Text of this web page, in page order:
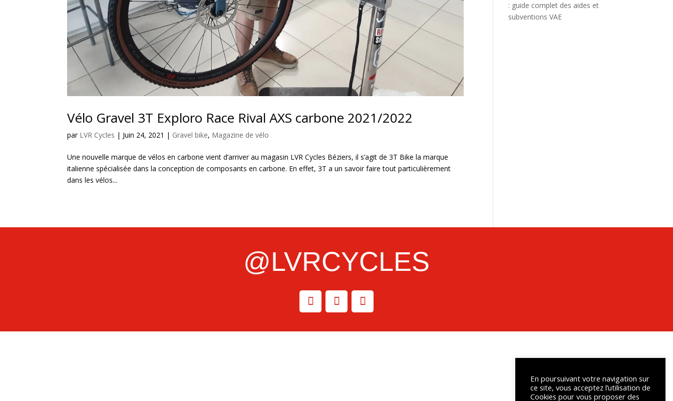
Vélo Gravel 3T Exploro Race Rival AXS carbone 2021/2022
par LVR Cycles | Juin 24, 2021 | Gravel bike, Magazine de vélo
Une nouvelle marque de vélos en carbone vient d’arriver au magasin LVR Cycles Béziers, il s’agit de 3T Bike la marque
italienne spécialisée dans la conception de composants en carbone. En effet, 3T a un savoir faire tout particulièrement
dans les vélos...
: guide complet des aides et
subventions VAE
@LVRCYCLES
En poursuivant votre navigation sur
ce site, vous acceptez l’utilisation de
Cookies pour vous proposer des